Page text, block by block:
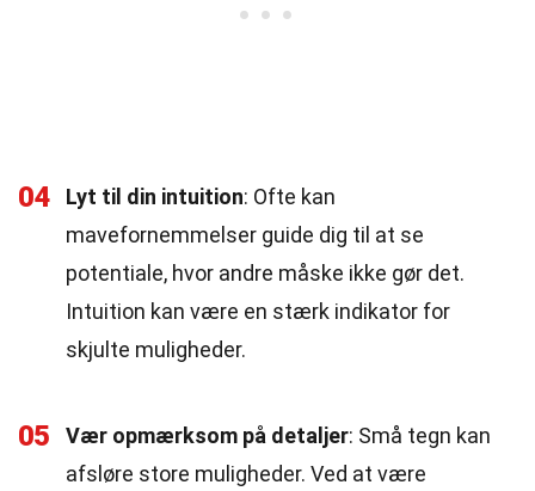
04 Lyt til din intuition: Ofte kan
mavefornemmelser guide dig til at se
potentiale, hvor andre måske ikke gør det.
Intuition kan være en stærk indikator for
skjulte muligheder.
05 Vær opmærksom på detaljer: Små tegn kan
afsløre store muligheder. Ved at være